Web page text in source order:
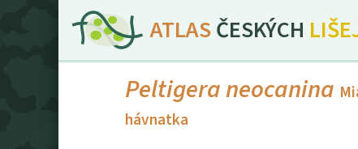
ATLASČESKÝCH
Peltigera neocanina
hávnatka